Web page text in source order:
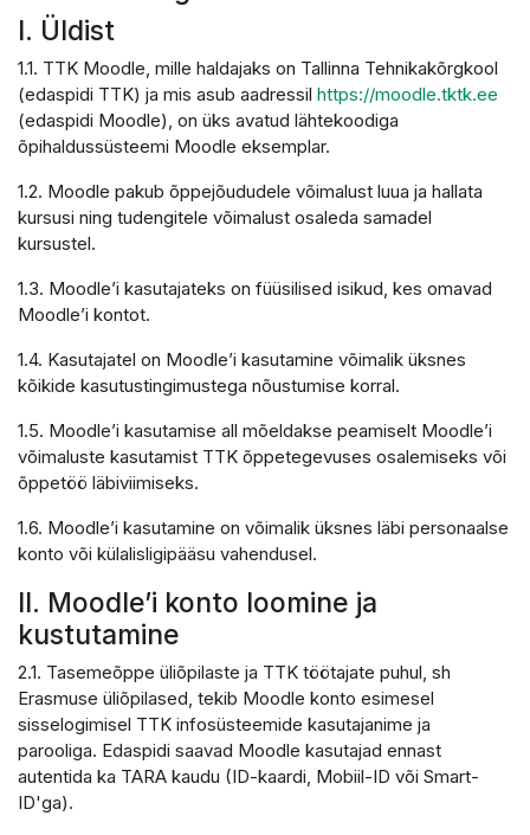
I. Üldist
1.1. TTK Moodle, mille haldajaks on Tallinna Tehnikakõrgkool
(edaspidi TTK) ja mis asub aadressil https://moodle.tktk.ee
(edaspidi Moodle), on üks avatud lähtekoodiga
õpihaldussüsteemi Moodle eksemplar.
1.2. Moodle pakub õppejõududele võimalust luua ja hallata
kursusi ning tudengitele võimalust osaleda samadel
kursustel.
1.3. Moodle’i kasutajateks on füüsilised isikud, kes omavad
Moodle’i kontot.
1.4. Kasutajatel on Moodle’i kasutamine võimalik üksnes
kõikide kasutustingimustega nõustumise korral.
1.5. Moodle’i kasutamise all mõeldakse peamiselt Moodle’i
võimaluste kasutamist TTK õppetegevuses osalemiseks või
õppetöö läbiviimiseks.
1.6. Moodle’i kasutamine on võimalik üksnes läbi personaalse
konto või külalisligipääsu vahendusel.
II. Moodle’i konto loomine ja
kustutamine
2.1. Tasemeõppe üliõpilaste ja TTK töötajate puhul, sh
Erasmuse üliõpilased, tekib Moodle konto esimesel
sisselogimisel TTK infosüsteemide kasutajanime ja
parooliga. Edaspidi saavad Moodle kasutajad ennast
autentida ka TARA kaudu (ID-kaardi, Mobiil-ID või Smart-
ID'ga).